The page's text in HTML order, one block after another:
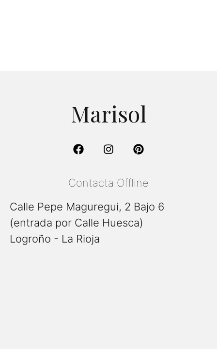
Marisol
Contacta Offline
Calle Pepe Maguregui, 2 Bajo 6
(entrada por Calle Huesca)
Logroño - La Rioja